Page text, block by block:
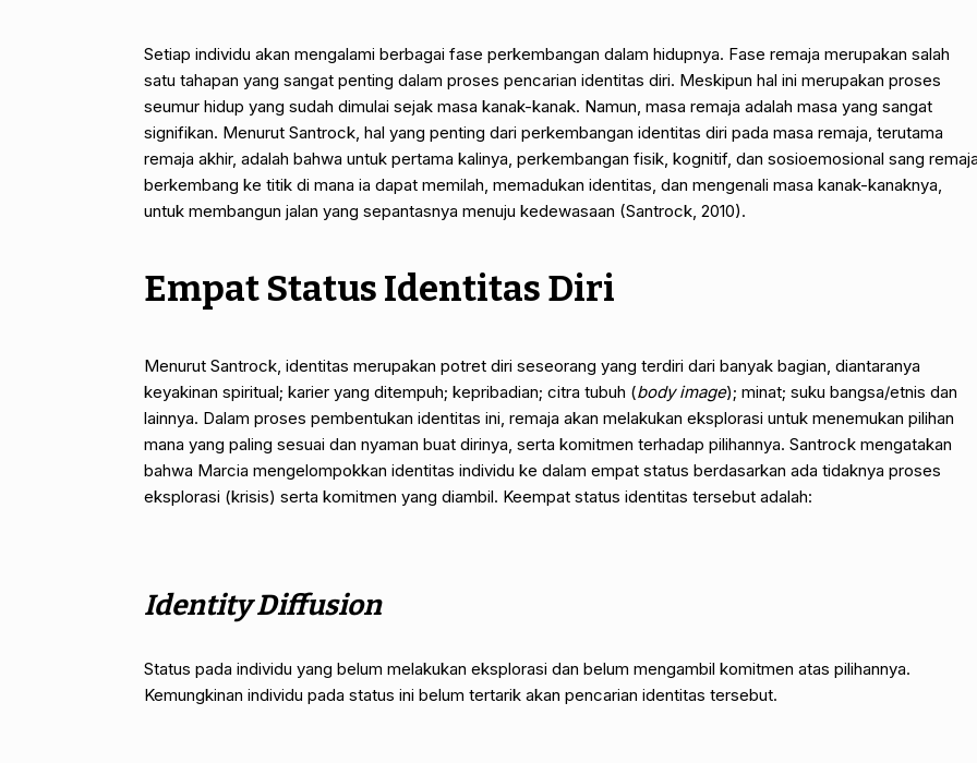
Setiap individu akan mengalami berbagai fase perkembangan dalam hidupnya. Fase remaja merupakan salah
satu tahapan yang sangat penting dalam proses pencarian identitas diri. Meskipun hal ini merupakan proses
seumur hidup yang sudah dimulai sejak masa kanak-kanak. Namun, masa remaja adalah masa yang sangat
signifikan. Menurut Santrock, hal yang penting dari perkembangan identitas diri pada masa remaja, terutama
remaja akhir, adalah bahwa untuk pertama kalinya, perkembangan fisik, kognitif, dan sosioemosional sang
berkembang ke titik di mana ia dapat memilah, memadukan identitas, dan mengenali masa kanak-kanaknya,
untuk membangun jalan yang sepantasnya menuju kedewasaan (Santrock, 2010).
Empat Status Identitas Diri
Menurut Santrock, identitas merupakan potret diri seseorang yang terdiri dari banyak bagian, diantaranya
keyakinan spiritual; karier yang ditempuh; kepribadian; citra tubuh (body image); minat; suku bangsa/etnis dan
lainnya. Dalam proses pembentukan identitas ini, remaja akan melakukan eksplorasi untuk menemukan pilihan
mana yang paling sesuai dan nyaman buat dirinya, serta komitmen terhadap pilihannya. Santrock mengatakan
bahwa Marcia mengelompokkan identitas individu ke dalam empat status berdasarkan ada tidaknya proses
eksplorasi (krisis) serta komitmen yang diambil. Keempat status identitas tersebut adalah:
Identity Diffusion
Status pada individu yang belum melakukan eksplorasi dan belum mengambil komitmen atas pilihannya.
Kemungkinan individu pada status ini belum tertarik akan pencarian identitas tersebut.